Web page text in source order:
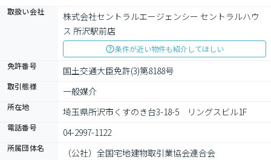
取扱い会社
株式会社セントラルエージェンシー セントラルハウ
ス 所沢駅前店
条件が近い物件も紹介してほしい
免許番号
国土交通大臣免許(3)第8188号
取引態様 一般媒介
所在地 埼玉県所沢市くすのき台3-18-5　リングスビル1F
電話番号 04-2997-1122
所属団体名 （公社）全国宅地建物取引業協会連合会